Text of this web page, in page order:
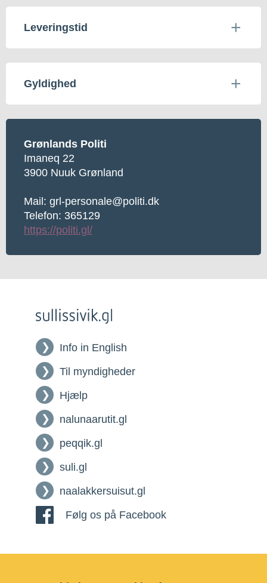
Leveringstid
Gyldighed
Grønlands Politi
Imaneq 22
3900 Nuuk Grønland
Mail: grl-personale@politi.dk
Telefon: 365129
https://politi.gl/
Info in English
Til myndigheder
Hjælp
nalunaarutit.gl
peqqik.gl
suli.gl
naalakkersuisut.gl
Følg os på Facebook